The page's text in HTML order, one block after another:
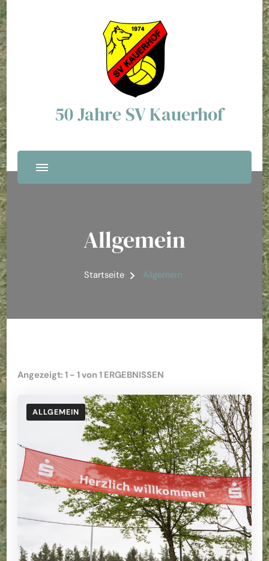
50 Jahre SV Kauerhof
Allgemein
Startseite Allgemein
Angezeigt: 1 - 1 von 1 ERGEBNISSEN
ALLGEMEIN